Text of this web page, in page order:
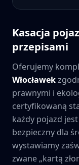
Kasacja
przepisami
Oferujemy
Włocławek
prawnymi i
certyfikowaną
każdy pojazd
bezpieczny dla
wystawiamy
zwane „kartą